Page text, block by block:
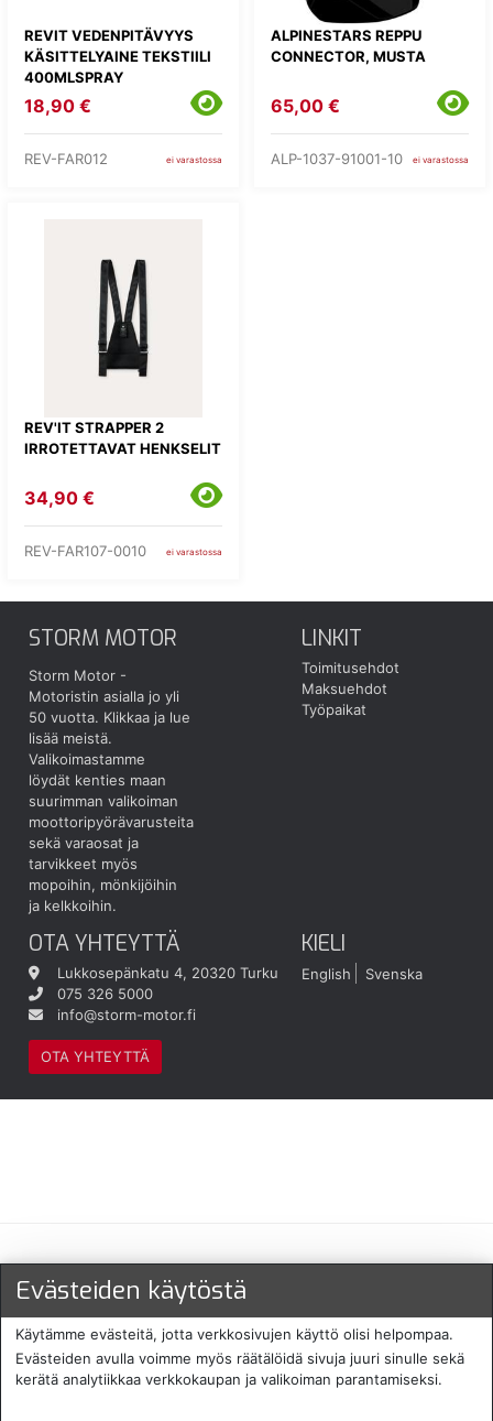
REVIT VEDENPITÄVYYS
KÄSITTELYAINE TEKSTIILI
400MLSPRAY
18,90 €
REV-FAR012 ei varastossa
ALPINESTARS REPPU
CONNECTOR, MUSTA
65,00 €
ALP-1037-91001-10 ei varastossa
REV'IT STRAPPER 2
IRROTETTAVAT HENKSELIT
34,90 €
REV-FAR107-0010 ei varastossa
STORM MOTOR
Storm Motor -
Motoristin asialla jo yli
50 vuotta. Klikkaa ja lue
lisää meistä.
Valikoimastamme
löydät kenties maan
suurimman valikoiman
moottoripyörävarusteita
sekä varaosat ja
tarvikkeet myös
mopoihin, mönkijöihin
ja kelkkoihin.
LINKIT
Toimitusehdot
Maksuehdot
Työpaikat
OTA YHTEYTTÄ
Lukkosepänkatu 4, 20320 Turku
075 326 5000
info@storm-motor.fi
OTA YHTEYTTÄ
KIELI
English Svenska
Maksu- ja toimitustavat
Evästeiden käytöstä
Käytämme evästeitä, jotta verkkosivujen käyttö olisi helpompaa.
Evästeiden avulla voimme myös räätälöidä sivuja juuri sinulle sekä
kerätä analytiikkaa verkkokaupan ja valikoiman parantamiseksi.